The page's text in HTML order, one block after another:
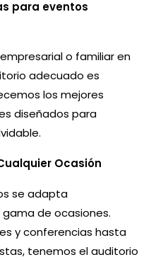
para eventos
o familiar en
adecuado es
los mejores
diseñados para
Ocasión
se adapta
de ocasiones.
y conferencias hasta
tenemos el auditorio